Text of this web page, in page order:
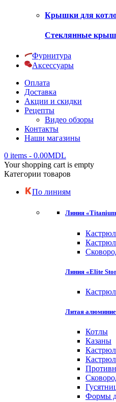
Крышки для
Стеклянные
Фурнитура
Аксессуары
Оплата
Доставка
Акции и скидки
Рецепты
Видео обзоры
Контакты
Наши магазины
0 items - 0.00MDL
Your shopping cart is empty
Категории товаров
По линиям
Линия
Линия «Elite
Литая
Котлы
Казаны
Формы